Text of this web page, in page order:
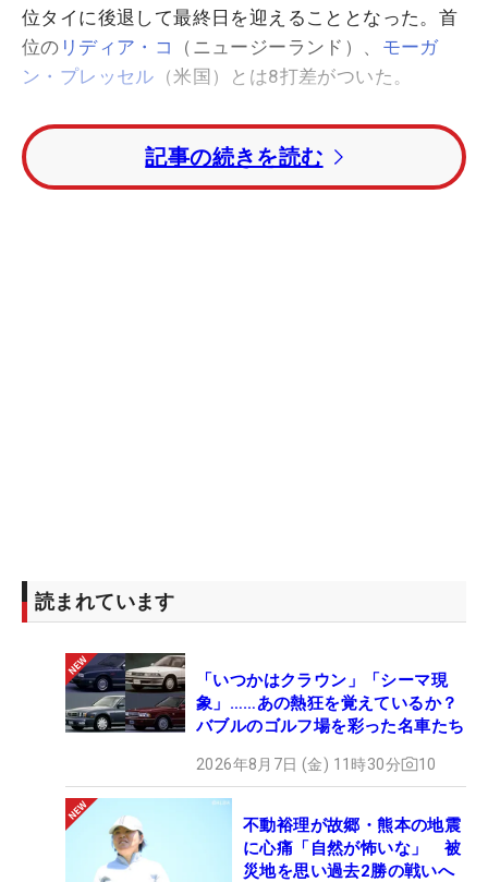
位タイに後退して最終日を迎えることとなった。首
位の リディア・コ （ニュージーランド）、 モーガ
ン・プレッセル （米国）とは8打差がついた。
INスタートのこの日はスタートの10番でセカンド
を2メートルにつけてバーディを奪うもそのあとが
続かなかった。11番では3パットのボギー。後半3番
を終える結果となった。
ードはまだ上位進出の可能性を十分に残している。
「（ボギーにした）8番とかも完全にセカンドのク
ラブ選択ミス。フェアウェイから外しちゃいけない
ところに外してのボギーだったので。そういうもの
がちょろちょろあったりしたので、明日はしっかり
修正したい」。最終日は
シェラ・チョイ
と同組で12
時ちょうどにティオフを迎える。
記事の続きを読む
読まれています
「いつかはクラウン」「シーマ現
象」……あの熱狂を覚えているか？
バブルのゴルフ場を彩った名車たち
2026年8月7日 (金) 11時30分 10
不動裕理が故郷・熊本の地震
に心痛「自然が怖いな」 被
災地を思い過去2勝の戦いへ